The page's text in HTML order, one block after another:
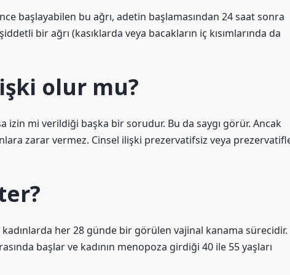
başlayabilen bu ağrı, adetin başlamasından 24 saat sonra
bir ağrı (kasıklarda veya bacakların iç kısımlarında da
olur mu?
izin mi verildiği başka bir sorudur. Bu da saygı görür. Ancak
zarar vermez. Cinsel ilişki prezervatifsiz veya
her 28 günde bir görülen vajinal kanama sürecidir.
başlar ve kadının menopoza girdiği 40 ile 55 yaşları